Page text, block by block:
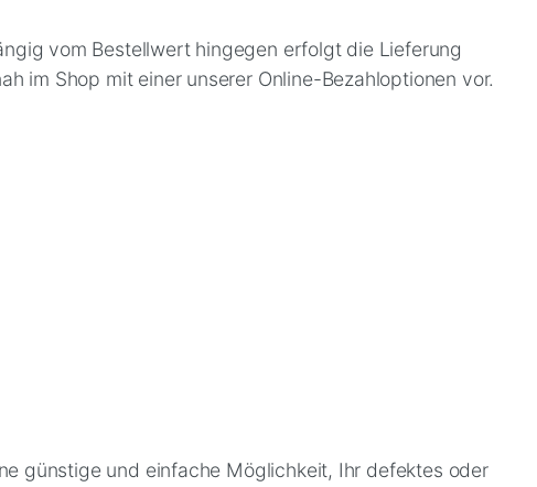
vom Bestellwert hingegen erfolgt die Lieferung
im Shop mit einer unserer Online-Bezahloptionen vor.
günstige und einfache Möglichkeit, Ihr defektes oder